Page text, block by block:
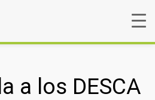
a los DESCA